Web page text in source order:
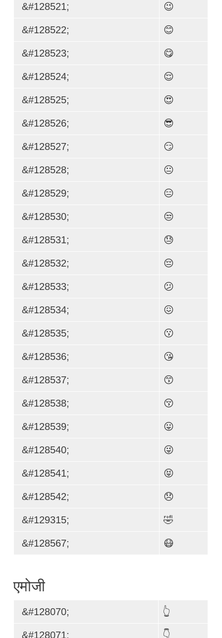
&#128521; 😉
&#128522; 😊
&#128523; 😋
&#128524; 😌
&#128525; 😍
&#128526; 😎
&#128527; 😏
&#128528; 😐
&#128529; 😑
&#128530; 😒
&#128531; 😓
&#128532; 😔
&#128533; 😕
&#128534; 😖
&#128535; 😗
&#128536; 😘
&#128537; 😙
&#128538; 😚
&#128539; 😛
&#128540; 😜
&#128541; 😝
&#128542; 😞
&#129315; 🤣
&#128567; 😷
एमोजी
&#128070; 👆
&#128071; 👇